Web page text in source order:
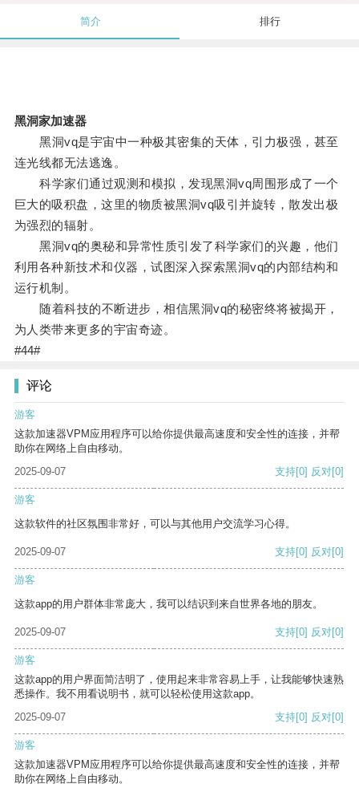
简介 排行
黑洞家加速器
黑洞vq是宇宙中一种极其密集的天体，引力极强，甚至
连光线都无法逃逸。
科学家们通过观测和模拟，发现黑洞vq周围形成了一个
巨大的吸积盘，这里的物质被黑洞vq吸引并旋转，散发出极
为强烈的辐射。
黑洞vq的奥秘和异常性质引发了科学家们的兴趣，他们
利用各种新技术和仪器，试图深入探索黑洞vq的内部结构和
运行机制。
随着科技的不断进步，相信黑洞vq的秘密终将被揭开，
为人类带来更多的宇宙奇迹。
#44#
评论
游客
这款加速器VPM应用程序可以给你提供最高速度和安全性的连接，并帮
助你在网络上自由移动。
2025-09-07
支持[0] 反对[0]
游客
这款软件的社区氛围非常好，可以与其他用户交流学习心得。
2025-09-07 支持[0] 反对[0]
游客
这款app的用户群体非常庞大，我可以结识到来自世界各地的朋友。
2025-09-07 支持[0] 反对[0]
游客
这款app的用户界面简洁明了，使用起来非常容易上手，让我能够快速熟
悉操作。我不用看说明书，就可以轻松使用这款app。
2025-09-07
支持[0] 反对[0]
游客
这款加速器VPM应用程序可以给你提供最高速度和安全性的连接，并帮
助你在网络上自由移动。